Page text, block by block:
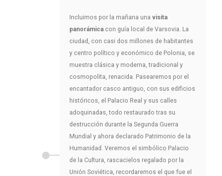
Incluimos por la mañana una visita
panorámica con guía local de Varsovia. La
ciudad, con casi dos millones de habitantes
y centro político y económico de Polonia, se
muestra clásica y moderna, tradicional y
cosmopolita, renacida. Pasearemos por el
encantador casco antiguo, con sus edificios
históricos, el Palacio Real y sus calles
adoquinadas, todo restaurado tras su
destrucción durante la Segunda Guerra
Mundial y ahora declarado Patrimonio de la
Humanidad. Veremos el simbólico Palacio
de la Cultura, rascacielos regalado por la
Unión Soviética, recordaremos el que fue el